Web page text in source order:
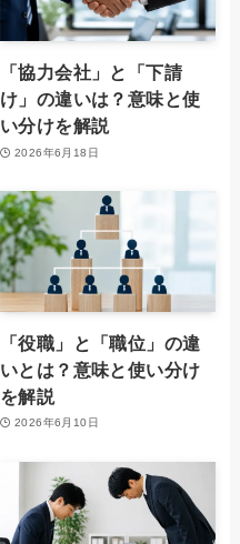
「協力会社」と「下請
け」の違いは？意味と使
い分けを解説
2026年6月18日
「役職」と「職位」の違
いとは？意味と使い分け
を解説
2026年6月10日